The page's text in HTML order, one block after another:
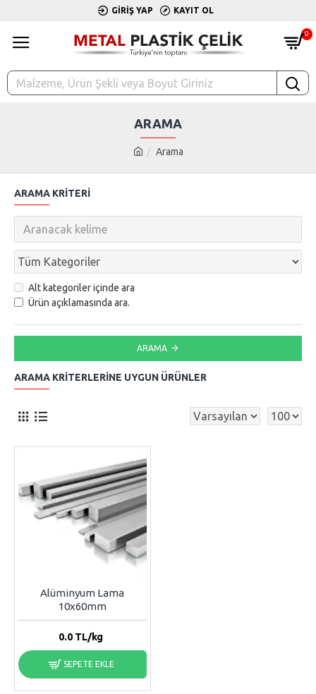
GIRIŞ YAP KAYIT OL
0
Arama
ARAMA
ARAMA KRITERI
Alt kategoriler içinde ara
Ürün açıklamasında ara.
ARAMA
ARAMA KRITERLERINE UYGUN ÜRÜNLER
Alüminyum Lama
10x60mm
0.0TL/kg
SEPETE EKLE